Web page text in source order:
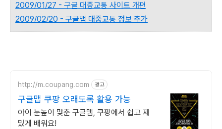
2009/01/27 - 구글 대중교통 사이트 개편
2009/02/20 - 구글맵 대중교통 정보 추가
http://m.coupang.com 광고
구글맵 쿠팡 오래도록 활용 가능
아이 눈높이 맞춘 구글맵, 쿠팡에서 쉽고 재
밌게 배워요!